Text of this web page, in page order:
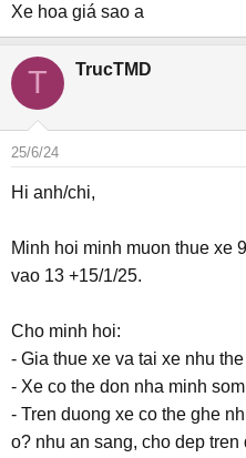
Xe hoa giá sao a
T TrucTMD
25/6/24
Hi anh/chi,
Minh hoi minh muon thue xe
vao 13 +15/1/25.
Cho minh hoi:
- Gia thue xe va tai xe nhu
- Xe co the don nha minh
- Tren duong xe co the ghe
o? nhu an sang, cho dep tren